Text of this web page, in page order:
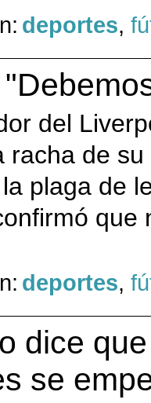
deportes,
del
racha de
plaga de
deportes,
dice
se